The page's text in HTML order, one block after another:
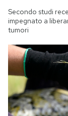
Secondo studi
impegnato a
tumori